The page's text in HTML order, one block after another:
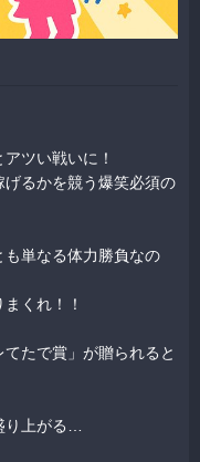
ツい戦いに！
るかを競う爆笑必須の
単なる体力勝負なの
くれ！！
たで賞」が贈られると
上がる…